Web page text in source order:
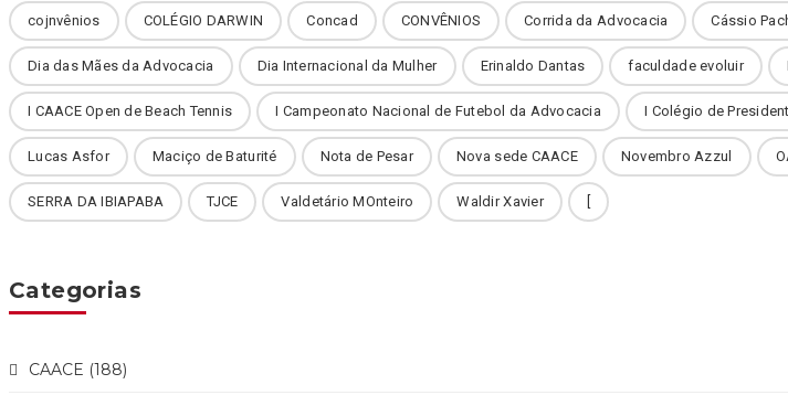
cojnvênios COLÉGIO DARWIN Concad CONVÊNIOS Corrida da Advocacia Cássio
Dia das Mães da Advocacia Dia Internacional da Mulher Erinaldo Dantas faculdade evoluir
I CAACE Open de Beach Tennis I Campeonato Nacional de Futebol da Advocacia I Colégio de
Lucas Asfor Maciço de Baturité Nota de Pesar Nova sede CAACE Novembro Azzul
SERRA DA IBIAPABA TJCE Valdetário MOnteiro Waldir Xavier
Categorias
CAACE (188)